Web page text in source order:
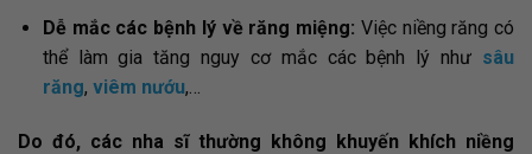
Dễ mắc các bệnh lý về răng miệng: Việc niềng răng có
thể làm gia tăng nguy cơ mắc các bệnh lý như sâu
răng, viêm nướu,…
Do đó, các nha sĩ thường không khuyến khích niềng